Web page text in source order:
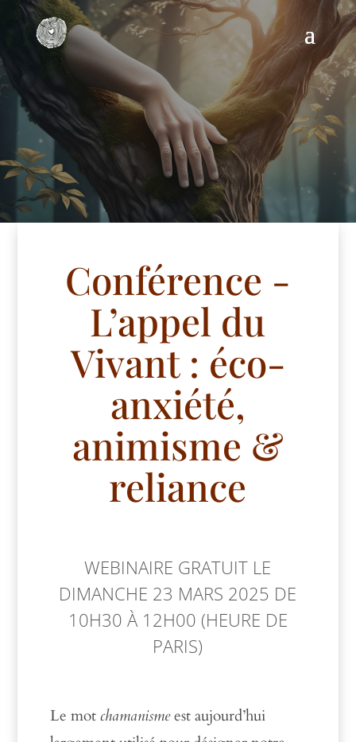
Conférence -
L’appel du
Vivant : éco-
anxiété,
animisme &
reliance
WEBINAIRE GRATUIT LE
DIMANCHE 23 MARS 2025 DE
10H30 À 12H00 (HEURE DE
PARIS)
Le mot chamanisme est aujourd’hui